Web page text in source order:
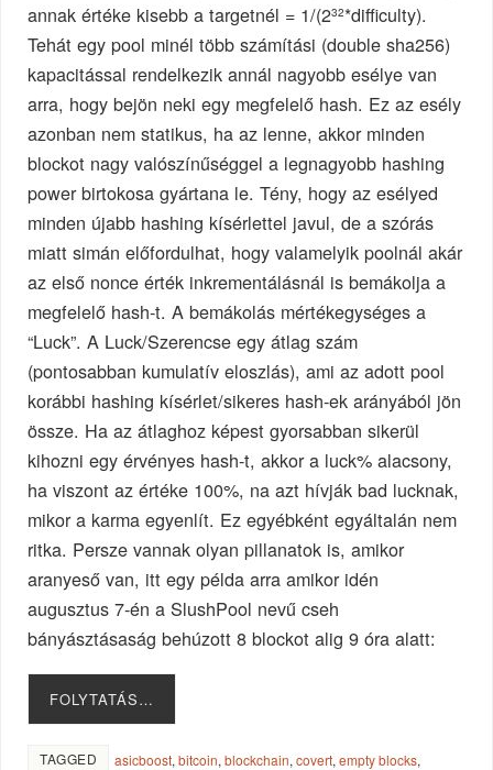
annak értéke kisebb a targetnél = 1/(232*difficulty).
Tehát egy pool minél több számítási (double sha256)
kapacitással rendelkezik annál nagyobb esélye van
arra, hogy bejön neki egy megfelelő hash. Ez az esély
azonban nem statikus, ha az lenne, akkor minden
blockot nagy valószínűséggel a legnagyobb hashing
power birtokosa gyártana le. Tény, hogy az esélyed
minden újabb hashing kísérlettel javul, de a szórás
miatt simán előfordulhat, hogy valamelyik poolnál akár
az első nonce érték inkrementálásnál is bemákolja a
megfelelő hash-t. A bemákolás mértékegységes a
“Luck”. A Luck/Szerencse egy átlag szám
(pontosabban kumulatív eloszlás), ami az adott pool
korábbi hashing kísérlet/sikeres hash-ek arányából jön
össze. Ha az átlaghoz képest gyorsabban sikerül
kihozni egy érvényes hash-t, akkor a luck% alacsony,
ha viszont az értéke 100%, na azt hívják bad lucknak,
mikor a karma egyenlít. Ez egyébként egyáltalán nem
ritka. Persze vannak olyan pillanatok is, amikor
aranyeső van, itt egy példa arra amikor idén
augusztus 7-én a SlushPool nevű cseh
bányásztásaság behúzott 8 blockot alig 9 óra alatt:
FOLYTATÁS…
TAGGED asicboost,bitcoin,blockchain,covert,empty blocks,